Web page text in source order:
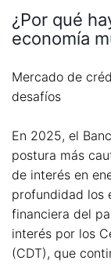
¿Por qué
economía
Mercado de
desafíos
En 2025, el
postura más
de interés en
profundidad los
financiera del
interés por los
(CDT), que